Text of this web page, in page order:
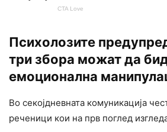
Психолозите
три збора можат да
емоционална
Во секојдневната комуникација
реченици кои на прв поглед